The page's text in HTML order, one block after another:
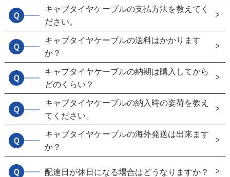
Ｑ
キャブタイヤケーブルの支払方法を教えてく
ださい。
Ｑ
キャブタイヤケーブルの送料はかかります
か？
Ｑ
キャブタイヤケーブルの納期は購入してから
どのくらい？
Ｑ
キャブタイヤケーブルの納入時の姿荷を教え
てください。
Ｑ
キャブタイヤケーブルの海外発送は出来ます
か？
Ｑ 配達日が休日になる場合はどうなりますか？